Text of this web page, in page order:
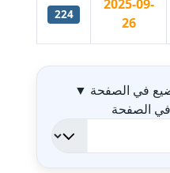
2025-09-
26
224
في الصفحة ▼
في الصفحة